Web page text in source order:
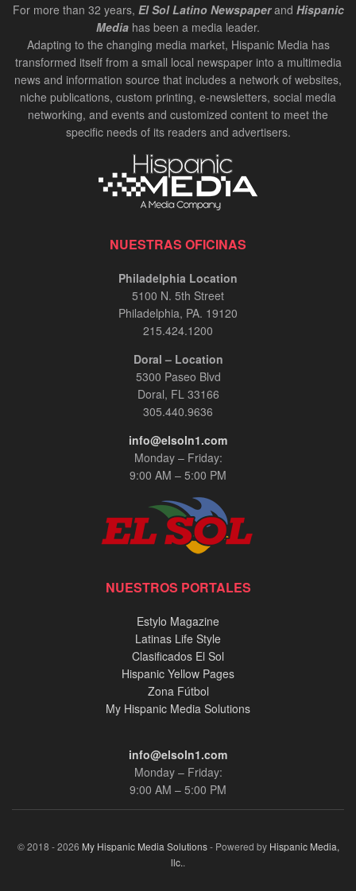
For more than 32 years, El Sol Latino Newspaperand Hispanic
Media has been a media leader.
Adapting to the changing media market, Hispanic Media has
transformed itself from a small local newspaper into a multimedia
news and information source that includes a network of websites,
niche publications, custom printing, e-newsletters, social media
networking, and events and customized content to meet the
specific needs of its readers and advertisers.
NUESTRAS OFICINAS
Philadelphia Location
5100 N. 5th Street
Philadelphia, PA. 19120
215.424.1200
Doral – Location
5300 Paseo Blvd
Doral, FL 33166
305.440.9636
info@elsoln1.com
Monday – Friday:
9:00 AM – 5:00 PM
NUESTROS PORTALES
Estylo Magazine
Latinas Life Style
Clasificados El Sol
Hispanic Yellow Pages
Zona Fútbol
My Hispanic Media Solutions
info@elsoln1.com
Monday – Friday:
9:00 AM – 5:00 PM
© 2018 - 2026 My Hispanic Media Solutions- Powered by Hispanic Media,
llc..